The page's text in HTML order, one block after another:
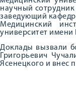
научный
заведующий
Медицинский
университет имени
Доклады вызвали
Григорьевич
Ясенецкого и внес